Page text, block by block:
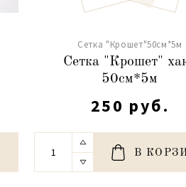
Сетка "Крошет"50см*5м
Сетка "Крошет"
50см*5м
250 руб.
В